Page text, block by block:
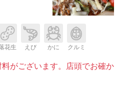
花生 えび かに クルミ
がございます。店頭でお確か